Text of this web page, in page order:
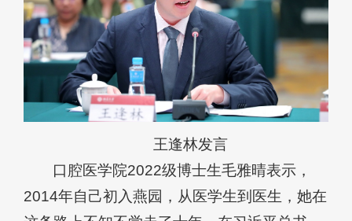
王逢林发言
口腔医学院2022级博士生毛雅晴表示，
2014年自己初入燕园，从医学生到医生，她在